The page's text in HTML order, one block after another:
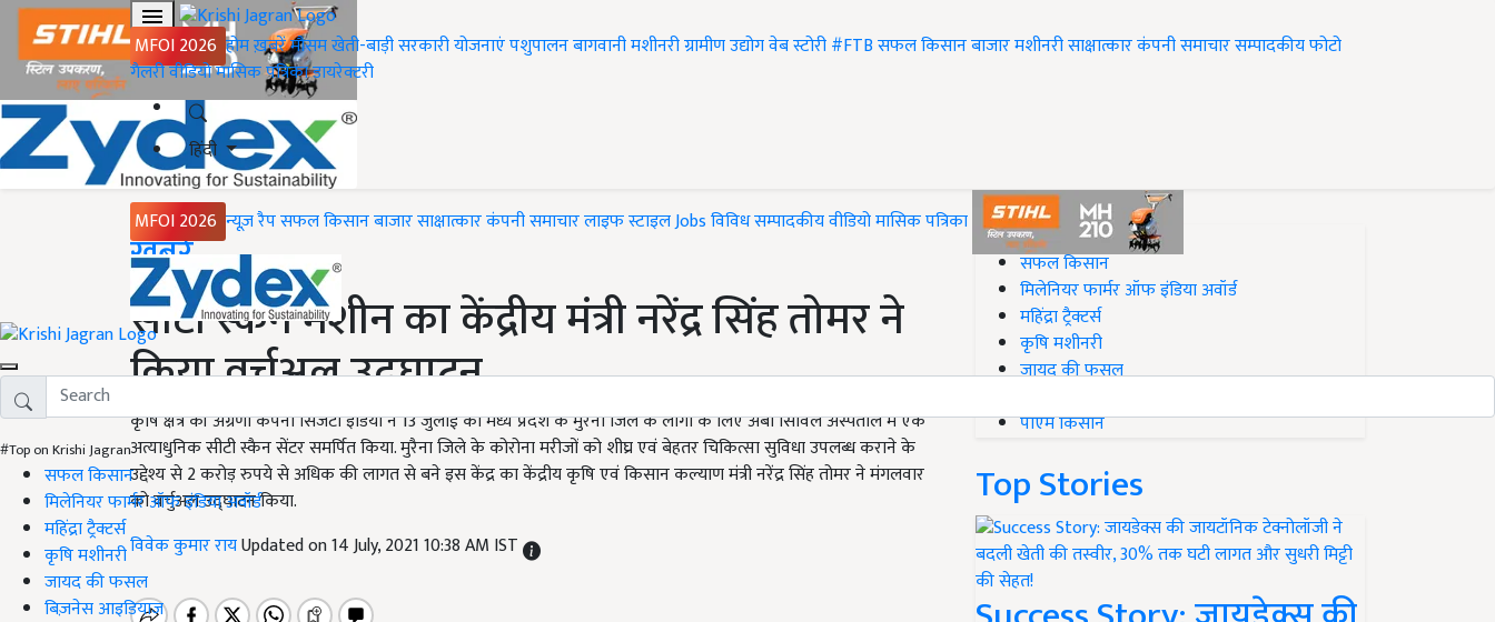
MFOI 2026 होमख़बरेंमौसमखेती-बाड़ीसरकारी योजनाएंपशुपालनबागवानीमशीनरीग्रामीण उद्योगवेब स्टोरी#FTBसफल किसानबाजारमशीनरीसाक्षात्कारकंपनी समाचारसम्पादकीयफोटो
गैलरीवीडियोमासिक पत्रिकाडायरेक्टरी
हिंदी
MFOI 2026 न्यूज़ रैपसफल किसानबाजारसाक्षात्कारकंपनी समाचारलाइफ स्टाइलJobsविविधसम्पादकीयवीडियोमासिक पत्रिका
#Top on Krishi Jagran
सफल किसान
मिलेनियर फार्मर ऑफ इंडिया अवॉर्ड
महिंद्रा ट्रैक्टर्स
कृषि मशीनरी
जायद की फसल
बिज़नेस आइडियाज
Home
ख़बरें
सीटी स्कैन मशीन का केंद्रीय मंत्री नरेंद्र सिंह तोमर ने
किया वर्चुअल उद्घाटन
कृषि क्षेत्र की अग्रणी कंपनी सिंजेंटा इंडिया ने 13 जुलाई को मध्य प्रदेश के मुरैना जिले के लोगों के लिए अंबा सिविल अस्पताल में एक
अत्याधुनिक सीटी स्कैन सेंटर समर्पित किया. मुरैना जिले के कोरोना मरीजों को शीघ्र एवं बेहतर चिकित्सा सुविधा उपलब्ध कराने के
उद्देश्य से 2 करोड़ रुपये से अधिक की लागत से बने इस केंद्र का केंद्रीय कृषि एवं किसान कल्याण मंत्री नरेंद्र सिंह तोमर ने मंगलवार
को वर्चुअल उद्घाटन किया.
विवेक कुमार रायUpdated on 14 July, 2021 10:38 AM IST
#Top on Krishi Jagran
सफल किसान
मिलेनियर फार्मर ऑफ इंडिया अवॉर्ड
महिंद्रा ट्रैक्टर्स
कृषि मशीनरी
जायद की फसल
पीएम किसान
Top Stories